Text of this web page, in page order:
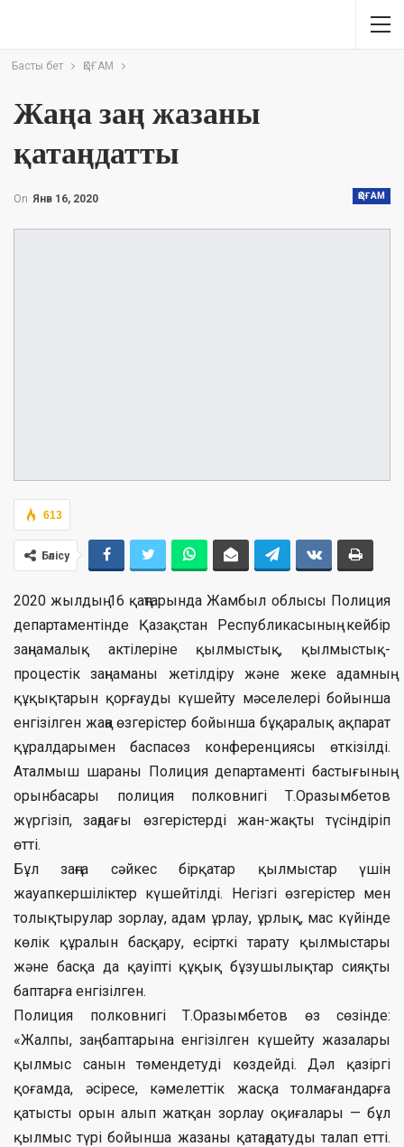
Басты бет ҚОҒАМ
Жаңа заң жазаны
қатаңдатты
ҚОҒАМ
On Янв 16, 2020
613
Бөлісу
2020 жылдың 16 қаңтарында Жамбыл облысы Полиция
департаментінде Қазақстан Республикасының кейбір
заңнамалық актілеріне қылмыстық, қылмыстық-
процестік заңнаманы жетілдіру және жеке адамның
құқықтарын қорғауды күшейту мәселелері бойынша
енгізілген жаңа өзгерістер бойынша бұқаралық ақпарат
құралдарымен баспасөз конференциясы өткізілді.
Аталмыш шараны Полиция департаменті бастығының
орынбасары полиция полковнигі Т.Оразымбетов
жүргізіп, заңдағы өзгерістерді жан-жақты түсіндіріп
өтті.
Бұл заңға сәйкес бірқатар қылмыстар үшін
жауапкершіліктер күшейтілді. Негізгі өзгерістер мен
толықтырулар зорлау, адам ұрлау, ұрлық, мас күйінде
көлік құралын басқару, есірткі тарату қылмыстары
және басқа да қауіпті құқық бұзушылықтар сияқты
баптарға енгізілген.
Полиция полковнигі Т.Оразымбетов өз сөзінде:
«Жалпы, заң баптарына енгізілген күшейту жазалары
қылмыс санын төмендетуді көздейді. Дәл қазіргі
қоғамда, әсіресе, кәмелеттік жасқа толмағандарға
қатысты орын алып жатқан зорлау оқиғалары — бұл
қылмыс түрі бойынша жазаны қатаңдатуды талап етті.